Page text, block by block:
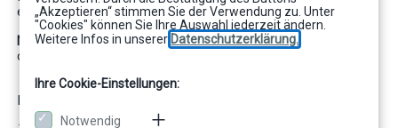
error 810 when this nesting level is reached.
Note: This parameter is only effective for the merge template
combine!
Example
--field-nesting-level-limit=10
„Akzeptieren“ stimmen Sie der Verwendung zu. Unter
"Cookies" können Sie Ihre Auswahl jederzeit ändern.
Weitere Infos in unserer Datenschutzerklärung.
Ihre Cookie-Einstellungen:
Notwendig